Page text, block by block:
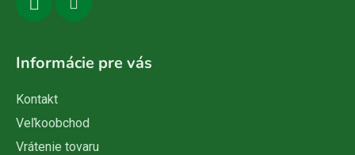
Informácie pre vás
Kontakt
Veľkoobchod
Vrátenie tovaru